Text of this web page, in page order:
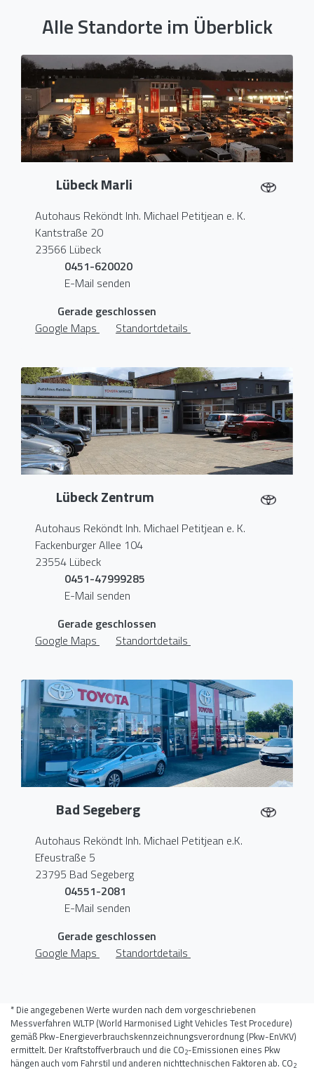
Alle Standorte im Überblick
Lübeck Marli
Autohaus Reköndt Inh. Michael Petitjean e. K.
Kantstraße 20
23566 Lübeck
0451-620020
E-Mail senden
Gerade geschlossen
Google Maps
Standortdetails
Lübeck Zentrum
Autohaus Reköndt Inh. Michael Petitjean e. K.
Fackenburger Allee 104
23554 Lübeck
0451-47999285
E-Mail senden
Gerade geschlossen
Google Maps
Standortdetails
Bad Segeberg
Autohaus Reköndt Inh. Michael Petitjean e.K.
Efeustraße 5
23795 Bad Segeberg
04551-2081
E-Mail senden
Gerade geschlossen
Google Maps
Standortdetails
* Die angegebenen Werte wurden nach dem vorgeschriebenen
Messverfahren WLTP (World Harmonised Light Vehicles Test Procedure)
gemäß Pkw-Energieverbrauchskennzeichnungsverordnung (Pkw-EnVKV)
ermittelt. Der Kraftstoffverbrauch und die CO2-Emissionen eines Pkw
hängen auch vom Fahrstil und anderen nichttechnischen Faktoren ab. CO2